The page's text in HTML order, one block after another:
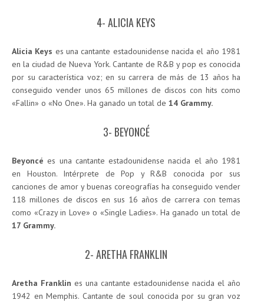
4- ALICIA KEYS
Alicia Keys es una cantante estadounidense nacida el año 1981
en la ciudad de Nueva York. Cantante de R&B y pop es conocida
por su característica voz; en su carrera de más de 13 años ha
conseguido vender unos 65 millones de discos con hits como
«Fallin» o «No One». Ha ganado un total de 14 Grammy.
3- BEYONCÉ
Beyoncé es una cantante estadounidense nacida el año 1981
en Houston. Intérprete de Pop y R&B conocida por sus
canciones de amor y buenas coreografías ha conseguido vender
118 millones de discos en sus 16 años de carrera con temas
como «Crazy in Love» o «Single Ladies». Ha ganado un total de
17 Grammy.
2- ARETHA FRANKLIN
Aretha Franklin es una cantante estadounidense nacida el año
1942 en Memphis. Cantante de soul conocida por su gran voz